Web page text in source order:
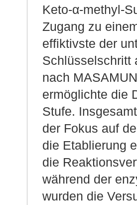
Keto-α-methyl-
Zugang zu
effiktivste der
Schlüsselschritt
nach
ermöglichte die
Stufe.
der Fokus auf
die Etablierung
die
während der
wurden die